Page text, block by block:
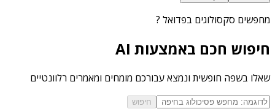
מחפשים סקסולוגים בפדואל ?
חיפוש חכם באמצעות AI
שאלו בשפה חופשית ונמצא עבורכם מומחים ומאמרים רלוונטיים
חיפוש